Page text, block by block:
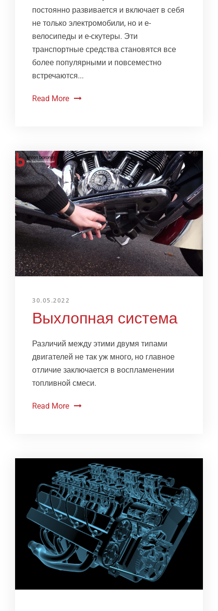
постоянно развивается и включает в себя
не только электромобили, но и е-
велосипеды и е-скутеры. Эти
транспортные средства становятся все
более популярными и повсеместно
встречаются...
Read More
30.05.2022
Выхлопная система
Различий между этими двумя типами
двигателей не так уж много, но главное
отличие заключается в воспламенении
топливной смеси.
Read More